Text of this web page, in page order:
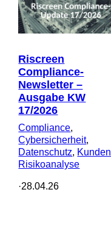
Riscreen
Compliance-
Newsletter –
Ausgabe KW
17/2026
Compliance
Cybersicherheit
Datenschutz, Kunden
Risikoanalyse
·28.04.26